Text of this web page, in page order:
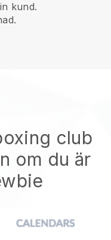
kund.
club
om du är